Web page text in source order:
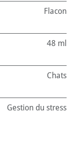
Flacon
48 ml
Chats
Gestion du stress